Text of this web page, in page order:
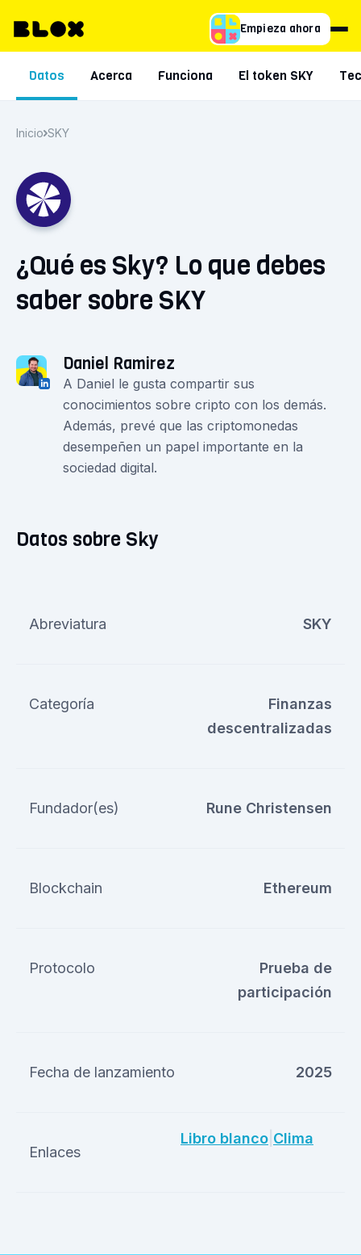
Empieza ahora
Datos Acerca Funciona El token SKY
Inicio SKY
¿Qué es Sky? Lo que debes
saber sobre SKY
Daniel Ramirez
A Daniel le gusta compartir sus
conocimientos sobre cripto con los demás.
Además, prevé que las criptomonedas
desempeñen un papel importante en la
sociedad digital.
Datos sobre Sky
Abreviatura SKY
Categoría
Finanzas
descentralizadas
Fundador(es) Rune Christensen
Blockchain Ethereum
Protocolo
Prueba de
participación
Fecha de lanzamiento 2025
Enlaces
Libro blanco Clima